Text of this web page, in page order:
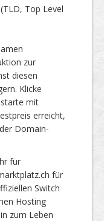
Top Level
zur
diesen
Klicke
mit
erreicht,
Domain-
für
für
Switch
Hosting
zum Leben